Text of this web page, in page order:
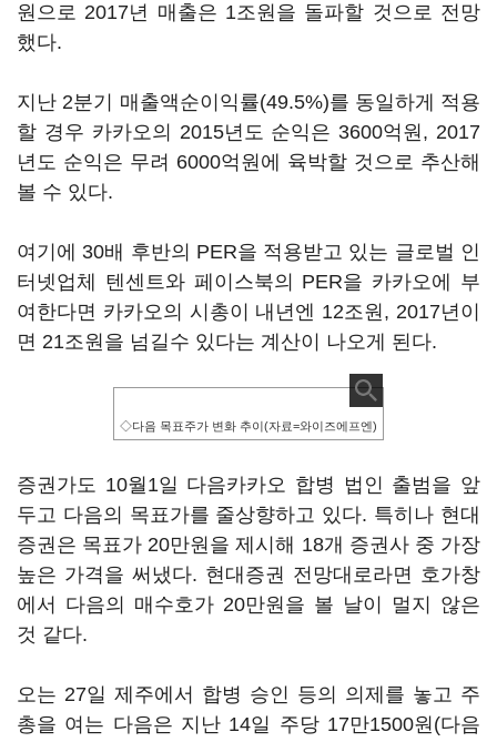
원으로 2017년 매출은 1조원을 돌파할 것으로 전망
했다.
지난 2분기 매출액순이익률(49.5%)를 동일하게 적용
할 경우 카카오의 2015년도 순익은 3600억원, 2017
년도 순익은 무려 6000억원에 육박할 것으로 추산해
볼 수 있다.
여기에 30배 후반의 PER을 적용받고 있는 글로벌 인
터넷업체 텐센트와 페이스북의 PER을 카카오에 부
여한다면 카카오의 시총이 내년엔 12조원, 2017년이
면 21조원을 넘길수 있다는 계산이 나오게 된다.
◇다음 목표주가 변화 추이(자료=와이즈에프엔)
증권가도 10월1일 다음카카오 합병 법인 출범을 앞
두고 다음의 목표가를 줄상향하고 있다. 특히나 현대
증권은 목표가 20만원을 제시해 18개 증권사 중 가장
높은 가격을 써냈다. 현대증권 전망대로라면 호가창
에서 다음의 매수호가 20만원을 볼 날이 멀지 않은
것 같다.
오는 27일 제주에서 합병 승인 등의 의제를 놓고 주
총을 여는 다음은 지난 14일 주당 17만1500원(다음